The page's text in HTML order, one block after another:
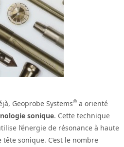
Geoprobe Systems® a orienté
sonique. Cette technique
l’énergie de résonance à haute
sonique. C’est le nombre